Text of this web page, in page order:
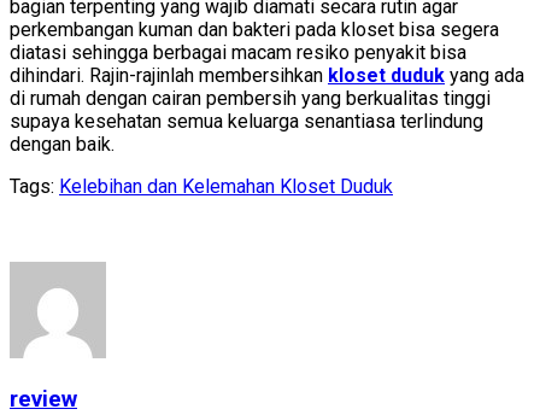
bagian terpenting yang wajib diamati secara rutin agar
perkembangan kuman dan bakteri pada kloset bisa segera
diatasi sehingga berbagai macam resiko penyakit bisa
dihindari. Rajin-rajinlah membersihkan kloset duduk yang ada
di rumah dengan cairan pembersih yang berkualitas tinggi
supaya kesehatan semua keluarga senantiasa terlindung
dengan baik.
Tags: Kelebihan dan Kelemahan Kloset Duduk
review